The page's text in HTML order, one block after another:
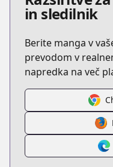
in sledilnik
Berite manga v
prevodom v
napredka na več